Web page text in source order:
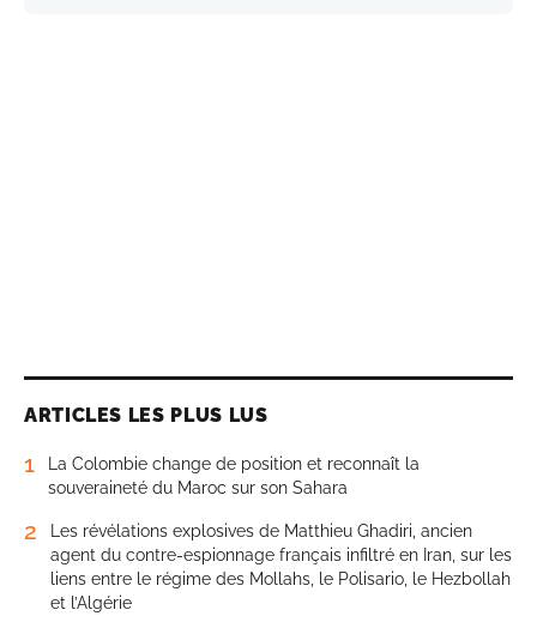
ARTICLES LES PLUS LUS
1
La Colombie change de position et reconnaît la
souveraineté du Maroc sur son Sahara
2
Les révélations explosives de Matthieu Ghadiri, ancien
agent du contre-espionnage français infiltré en Iran, sur les
liens entre le régime des Mollahs, le Polisario, le Hezbollah
et l’Algérie